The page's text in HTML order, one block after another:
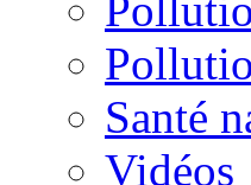
Santé
Vidéos